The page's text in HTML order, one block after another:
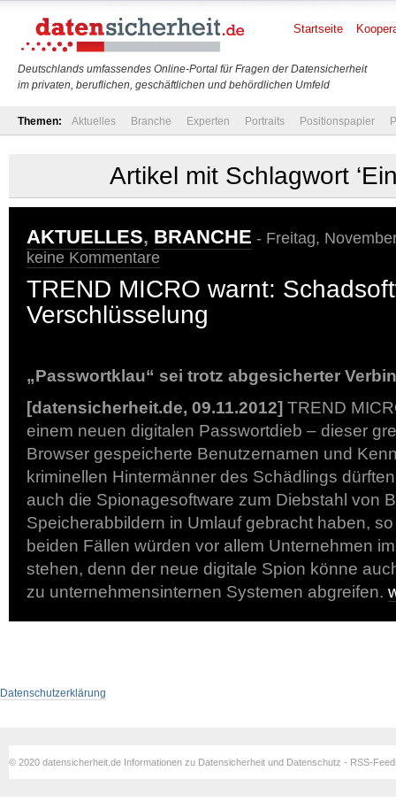
Deutschlands umfassendes Online-Portal für Fragen der Datensicherheit
im privaten, beruflichen, geschäftlichen und behördlichen Umfeld
Startseite
Themen: Aktuelles Branche Experten Portraits Positionspapier
Artikel mit Schlagwort
AKTUELLES, BRANCHE - Freitag,
keine Kommentare
TREND MICRO warnt:
Verschlüsselung
„Passwortklau“ sei trotz abgesicherter
[datensicherheit.de, 09.11.2012] TREND
einem neuen digitalen Passwortdieb – dieser
Browser gespeicherte Benutzernamen und
kriminellen Hintermänner des Schädlings
auch die Spionagesoftware zum Diebstahl von
Speicherabbildern in Umlauf gebracht haben,
beiden Fällen würden vor allem Unternehmen
stehen, denn der neue digitale Spion könne
zu unternehmensinternen Systemen abgreifen.
Datenschutzerklärung
© 2020 datensicherheit.de Informationen zu Datensicherheit und Datenschutz - RSS-